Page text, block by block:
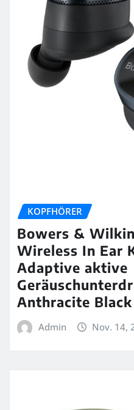
KOPFHÖRER
Bowers &
Wireless In Ear
Adaptive aktive
Anthracite Black
Admin Nov. 14,